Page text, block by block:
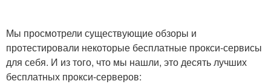
Мы просмотрели существующие обзоры и
протестировали некоторые бесплатные прокси-сервисы
для себя. И из того, что мы нашли, это десять лучших
бесплатных прокси-серверов: